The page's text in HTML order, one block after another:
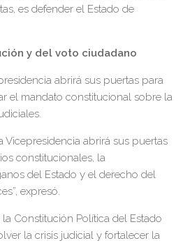
es defender el Estado de
y del voto ciudadano
abrirá sus puertas para
el mandato constitucional sobre la
Vicepresidencia abrirá sus puertas
constitucionales, la
del Estado y el derecho del
expresó.
Constitución Política del Estado
la crisis judicial y fortalecer la